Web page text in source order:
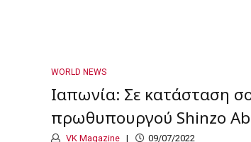
WORLD NEWS
Ιαπωνία: Σε κατάσταση
πρωθυπουργού Shinzo
VK Magazine 09/07/2022